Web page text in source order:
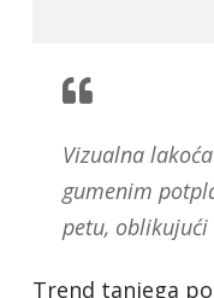
Vizualna
gumenim
petu, oblikujući
Trend tanjega